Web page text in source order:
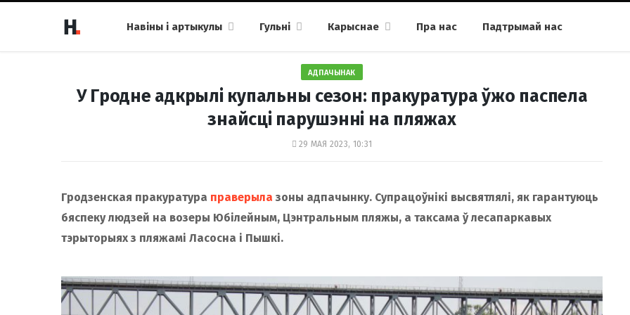
Навіны і артыкулы Гульні Карыснае Пра нас Падтрымай нас
АДПАЧЫНАК
У Гродне адкрылі купальны сезон: пракуратура ўжо паспела
знайсці парушэнні на пляжах
29 МАЯ 2023, 10:31
Гродзенская пракуратура праверыла зоны адпачынку. Супрацоўнікі высвятлялі, як гарантуюць
бяспеку людзей на возеры Юбілейным, Цэнтральным пляжы, а таксама ў лесапаркавых
тэрыторыях з пляжамі Ласосна і Пышкі.